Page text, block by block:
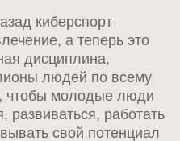
киберспорт
а теперь это
дисциплина,
людей по всему
чтобы молодые люди
развиваться, работать
свой потенциал